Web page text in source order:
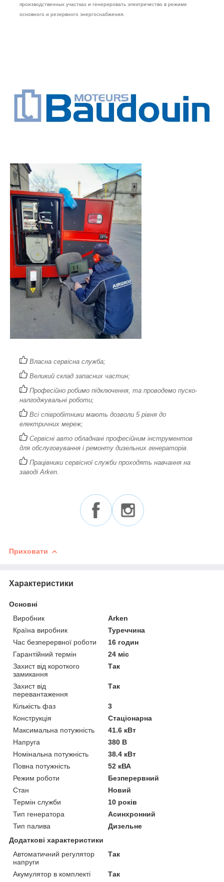
производственных участках и генерировать электричество в режиме
основного и резервного энергоснабжения.
Власна сервісна служба;
Великий склад запасних частин;
Професійно робимо підключення, та проводемо пуско-
налгоджувальні роботи;
Всі співробітники мають дозволи 5 рівня до
електричних мереж;
Сервісні авто обладнані професійним інструментов
для обслуговування і ремонту дизельних генераторів.
Працівники сервісної служби проходять навчання на
заводі Arken.
Приховати
Характеристики
Основні
Виробник
Arken
Країна виробник
Туреччина
Час безперервної роботи
16 годин
Гарантійний термін
24 міс
Захист від короткого
замикання
Так
Захист від
перевантаження
Так
Кількість фаз
3
Конструкція
Стаціонарна
Максимальна потужність
41.6 кВт
Напруга
380 В
Номінальна потужність
38.4 кВт
Повна потужність
52 кВА
Режим роботи
Безперервний
Стан
Новий
Термін служби
10 років
Тип генератора
Асинхронний
Тип палива
Дизельне
Додаткові характеристики
Автоматичний регулятор
напруги
Так
Акумулятор в комплекті
Так